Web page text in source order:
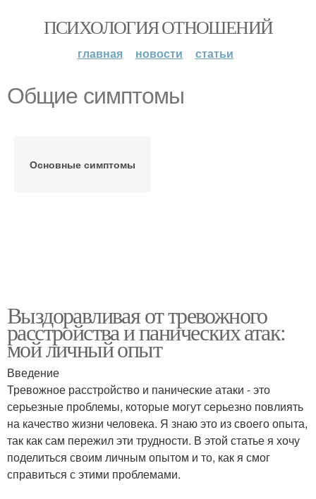
ПСИХОЛОГИЯ ОТНОШЕНИЙ
главная новости статьи
Общие симптомы
Основные симптомы
Выздоравливая от тревожного
расстройства и панических атак:
мой личный опыт
Введение
Тревожное расстройство и панические атаки - это
серьезные проблемы, которые могут серьезно повлиять
на качество жизни человека. Я знаю это из своего опыта,
так как сам пережил эти трудности. В этой статье я хочу
поделиться своим личным опытом и то, как я смог
справиться с этими проблемами.